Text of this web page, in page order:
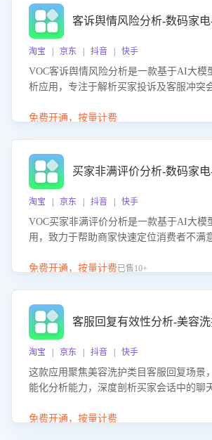
客诉舆情风险分析-数码家
淘宝 | 京东 | 抖音 | 快手
VOC客诉舆情风险分析是一款基于AI大模
析应用，专注于解析买家投诉及客服冲突
别客户情绪、归因争议根源，并客观评估
能力，阻断差评扩散，维护品牌声誉，实
续提升。
免费开通，按量计费
买家非满评价分析-数码家
淘宝 | 京东 | 抖音 | 快手
VOC买家非满评价分析是一款基于AI大模
用，致力于帮助商家快速定位消费者不满
客服原因或其它部门原因，明确责任归属
改，有效提升客户满意度和店铺整体服务
免费开通，按量计费已售10+
客服回复有效性分析-美容
淘宝 | 京东 | 抖音 | 快手
这款应用聚焦美容洗护类目客服回复场景
能化分析能力，深度剖析买家会话中的聊
答的有效性与完整性，输出针对性改进策
免费开通，按量计费